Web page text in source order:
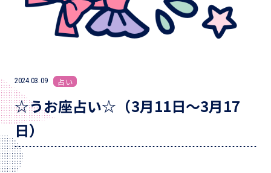
2024.03.09 占い
☆うお座占い☆（3月11日～3月17
日）